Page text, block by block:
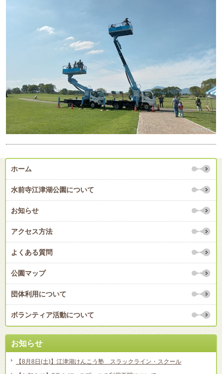
ホーム
水前寺江津湖公園について
お知らせ
アクセス方法
よくある質問
公園マップ
団体利用について
ボランティア活動について
お知らせ
【8月8日(土)】江津湖けんこう塾 スラックライン・スクール